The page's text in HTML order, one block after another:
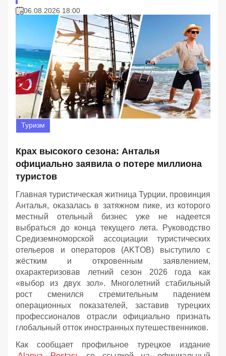
06.08.2026 18:00
Туризм
Крах высокого сезона: Анталья
официально заявила о потере миллиона
туристов
Главная туристическая житница Турции, провинция
Анталья, оказалась в затяжном пике, из которого
местный отельный бизнес уже не надеется
выбраться до конца текущего лета. Руководство
Средиземноморской ассоциации туристических
отельеров и операторов (AKTOB) выступило с
жёстким и откровенным заявлением,
охарактеризовав летний сезон 2026 года как
«выбор из двух зол». Многолетний стабильный
рост сменился стремительным падением
операционных показателей, заставив турецких
профессионалов отрасли официально признать
глобальный отток иностранных путешественников.
Как сообщает профильное турецкое издание